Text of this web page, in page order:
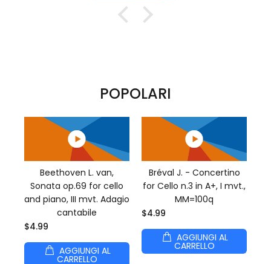
POPOLARI
Beethoven L. van,
Sonata op.69 for cello
and piano, III mvt. Adagio
cantabile
$4.99
AGGIUNGI AL
CARRELLO
Bréval J. - Concertino
for Cello n.3 in A+, I mvt.,
MM=100q
$4.99
AGGIUNGI AL
CARRELLO